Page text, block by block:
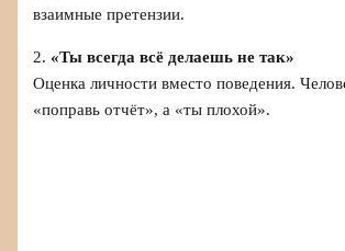
взаимные претензии.
2.«Ты всегда всё делаешь не так»
Оценка личности вместо поведения.
«поправь отчёт», а «ты плохой».